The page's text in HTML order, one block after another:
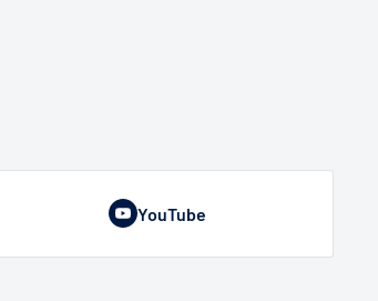
YouTube